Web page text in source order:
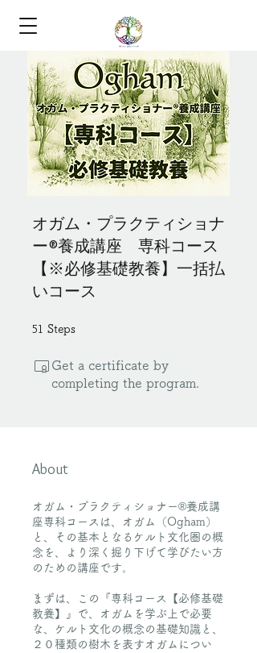
オガム・プラクティショナ
ー®養成講座 専科コース
【※必修基礎教養】一括払
いコース
51 Steps
Get a certificate by
completing the program.
About
オガム・プラクティショナー®養成講
座専科コースは、オガム（Ogham）
と、その基本となるケルト文化圏の概
念を、より深く掘り下げて学びたい方
のための講座です。
まずは、この『専科コース【必修基礎
教養】』で、オガムを学ぶ上で必要
な、ケルト文化の概念の基礎知識と、
２０種類の樹木を表すオガムについ